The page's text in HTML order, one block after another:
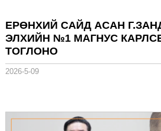
ЕРӨНХИЙ САЙД АСАН
ЭЛХИЙН №1 МАГНУС
ТОГЛОНО
2026-5-09